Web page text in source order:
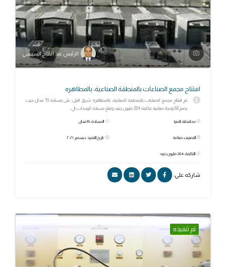
الرئيس عبد الفتاح السيسي
افتتاح مجمع الصناعات بالمنطقة الصناعية، بالمطاهره
تم افتتاح مجمع الصناعات بالمنطقة الصناعية، بالمطاهره شرق النيل، على مساحة 19 فدان حيث
يضم 68 وحدة صناعية بتكلفة 284 مليون جنيه، وتبلغ مساحة الوحدات ال...
محافظة: المنيا
التصنيف: صناعة
التكلفة: 284 مليون جنيه
المساحة: 19 فدان
تاريخ التنفيذ: ديسمبر ٢٠٢١
شاركه علي:
تم تنفيذه